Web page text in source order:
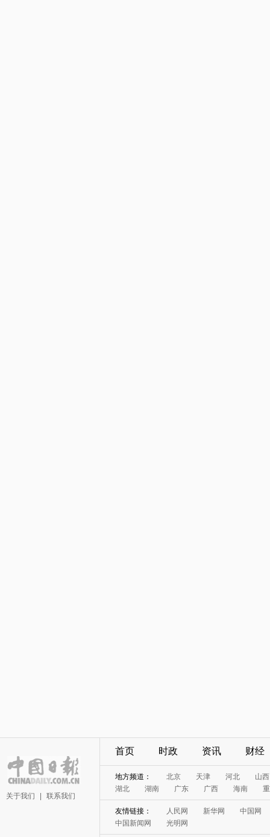
关于我们 联系我们
首页 时政 资讯 财经
地方频道： 北京 天津 河北
山西
湖北
湖南 广东 广西 海南
友情链接： 人民网 新华网
中国网
中国新闻网
光明网